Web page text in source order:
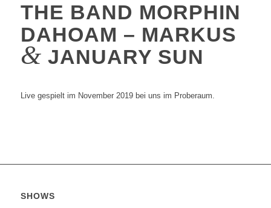
THE BAND MORPHIN
DAHOAM – MARKUS
& JANUARY SUN
Live gespielt im November 2019 bei uns im Proberaum.
SHOWS